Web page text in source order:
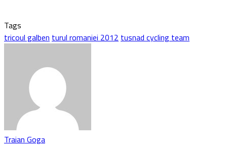
Tags
tricoul galben turul romaniei 2012 tusnad cycling team
Traian Goga